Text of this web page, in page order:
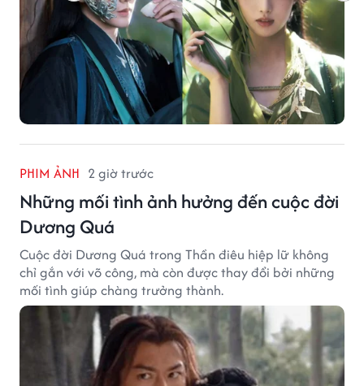
PHIM ẢNH 2 giờ trước
Những mối tình ảnh hưởng đến cuộc đời
Dương Quá
Cuộc đời Dương Quá trong Thần điêu hiệp lữ không
chỉ gắn với võ công, mà còn được thay đổi bởi những
mối tình giúp chàng trưởng thành.